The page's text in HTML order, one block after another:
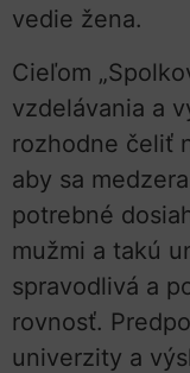
vedie žena.
Cieľom
vzdelávania a
rozhodne čeliť
aby sa
potrebné
mužmi a takú
spravodlivá a
rovnosť.
univerzity a